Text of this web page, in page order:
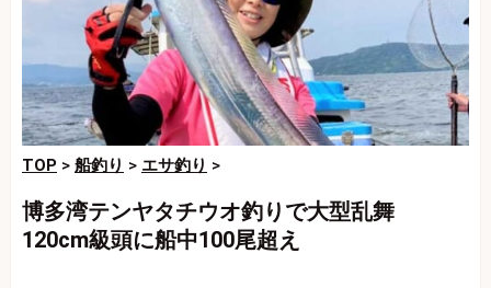
TOP > 船釣り > エサ釣り >
博多湾テンヤタチウオ釣りで大型乱舞
120cm級頭に船中100尾超え